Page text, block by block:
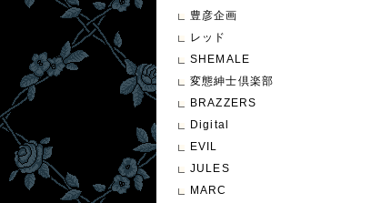
豊彦企画
レッド
SHEMALE
変態紳士倶楽部
BRAZZERS
Digital
EVIL
JULES
MARC